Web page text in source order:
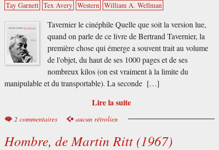
Tay Garnett Tex Avery Western William A. Wellman
Tavernier le cinéphile Quelle que soit la version lue,
quand on parle de ce livre de Bertrand Tavernier, la
première chose qui émerge a souvent trait au volume
de l'objet, du haut de ses 1000 pages et de ses
nombreux kilos (on est vraiment à la limite du
manipulable et du transportable). La seconde […]
Lire la suite
2 commentaires aucun rétrolien
Hombre, de Martin Ritt (1967)